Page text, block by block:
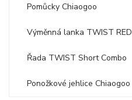
Pomůcky Chiaogoo
Výměnná lanka TWIST RED
Řada TWIST Short Combo
Ponožkové jehlice Chiaogoo